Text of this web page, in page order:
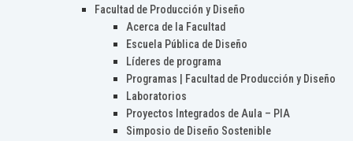
Facultad de Producción y Diseño
Acerca de la Facultad
Escuela Pública de Diseño
Líderes de programa
Programas | Facultad de Producción y Diseño
Laboratorios
Proyectos Integrados de Aula – PIA
Simposio de Diseño Sostenible